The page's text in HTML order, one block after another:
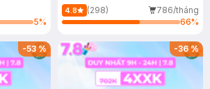
5%
4.8 (298)
786/tháng
66%
-53% -36%